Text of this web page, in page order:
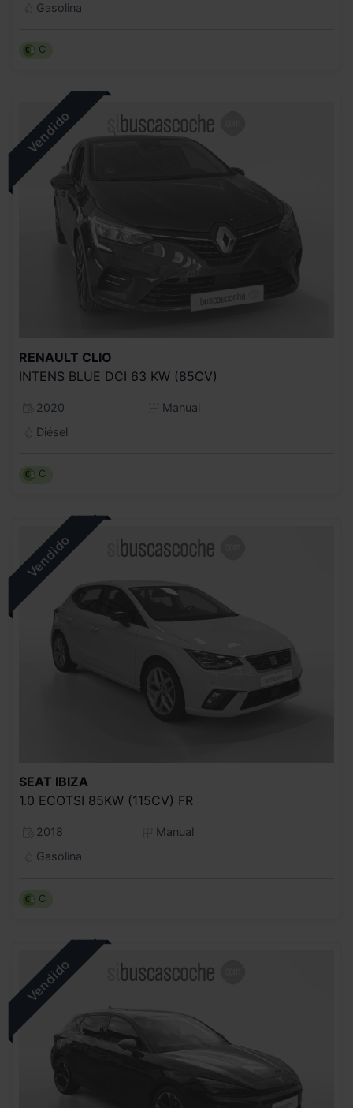
Gasolina
C
RENAULT CLIO
INTENS BLUE DCI 63 KW (85CV)
2020
Manual
Diésel
C
SEAT IBIZA
1.0 ECOTSI 85KW (115CV) FR
2018
Manual
Gasolina
C